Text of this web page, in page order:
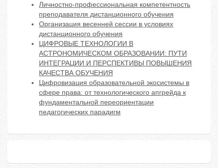
Личностно-профессиональная компетентность
преподавателя дистанционного обучения
Организация весенней сессии в условиях
дистанционного обучения
ЦИФРОВЫЕ ТЕХНОЛОГИИ В
АСТРОНОМИЧЕСКОМ ОБРАЗОВАНИИ: ПУТИ
ИНТЕГРАЦИИ И ПЕРСПЕКТИВЫ ПОВЫШЕНИЯ
КАЧЕСТВА ОБУЧЕНИЯ
Цифровизация образовательной экосистемы в
сфере права: от технологического апгрейда к
фундаментальной переориентации
педагогических парадигм